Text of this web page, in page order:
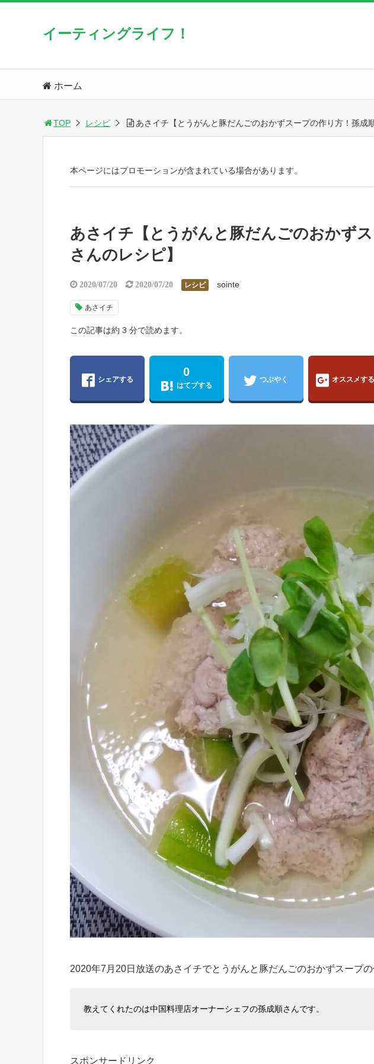
イーティングライフ！
ホーム
TOP レシピ あさイチ【とうがんと豚だんごのおかずスープの作り方！孫成
本ページにはプロモーションが含まれている場合があります。
あさイチ【とうがんと豚だんごのおかず
さんのレシピ】
2020/07/20 2020/07/20 レシピ sointe
あさイチ
この記事は約 3 分で読めます。
シェアする
0
はてブする
つぶやく オススメする
2020年7月20日放送のあさイチでとうがんと豚だんごのおかずスープ
教えてくれたのは中国料理店オーナーシェフの孫成順さんです。
スポンサードリンク